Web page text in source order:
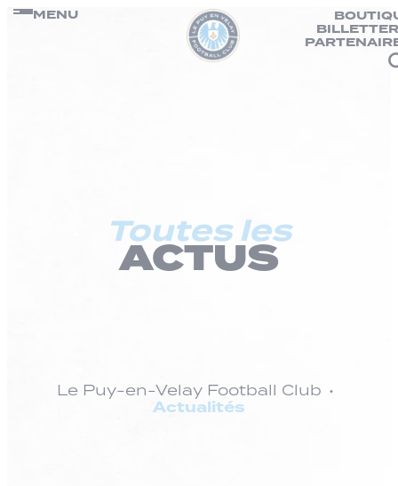
Passer
MENU
Toutes les
ACTUS
Le Puy-en-Velay Football Club
Actualités
Panneau de gestion des cookies